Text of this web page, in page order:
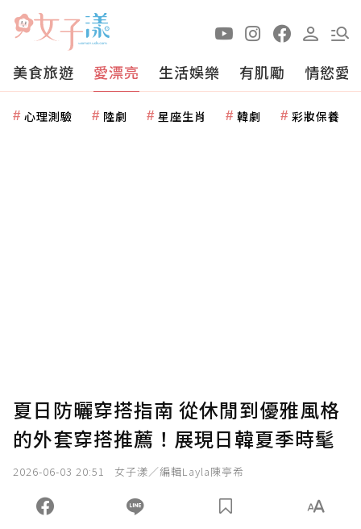
美食旅遊 愛漂亮 生活娛樂 有肌勵 情慾愛
心理測驗 陸劇 星座生肖 韓劇 彩妝保養
夏日防曬穿搭指南 從休閒到優雅風格
的外套穿搭推薦！展現日韓夏季時髦
2026-06-03 20:51 女子漾／編輯Layla陳亭希